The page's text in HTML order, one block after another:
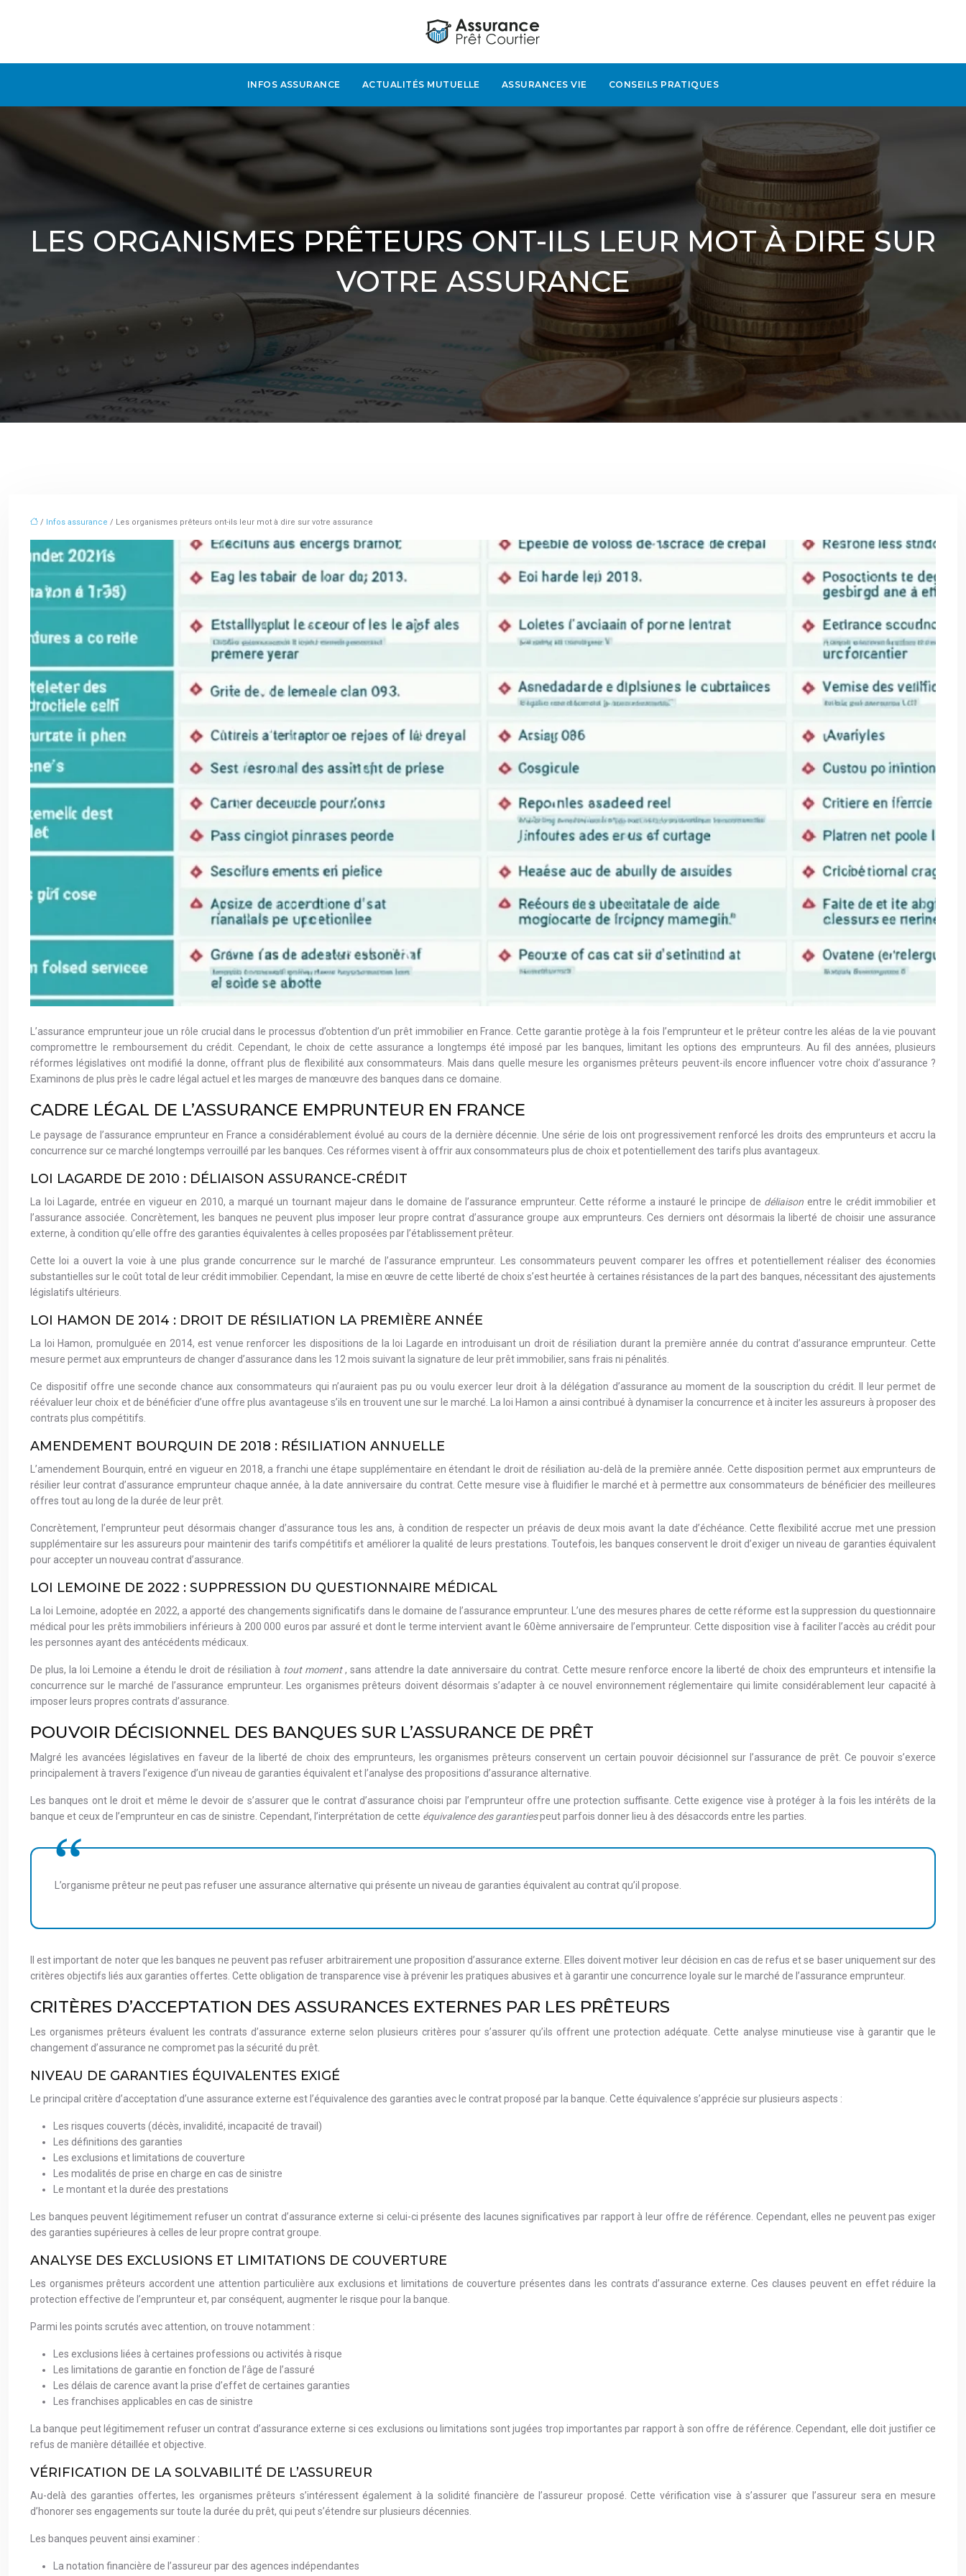
INFOS ASSURANCE ACTUALITÉS MUTUELLE ASSURANCES VIE CONSEILS PRATIQUES
LES ORGANISMES PRÊTEURS ONT-ILS LEUR MOT À DIRE SUR
VOTRE ASSURANCE
/ Infos assurance / Les organismes prêteurs ont-ils leur mot à dire sur votre assurance
L’assurance emprunteur joue un rôle crucial dans le processus d’obtention d’un prêt immobilier en France. Cette garantie protège à la fois l’emprunteur et le prêteur contre les aléas de la vie pouvant
compromettre le remboursement du crédit. Cependant, le choix de cette assurance a longtemps été imposé par les banques, limitant les options des emprunteurs. Au fil des années, plusieurs
réformes législatives ont modifié la donne, offrant plus de flexibilité aux consommateurs. Mais dans quelle mesure les organismes prêteurs peuvent-ils encore influencer votre choix d’assurance ?
Examinons de plus près le cadre légal actuel et les marges de manœuvre des banques dans ce domaine.
CADRE LÉGAL DE L’ASSURANCE EMPRUNTEUR EN FRANCE
Le paysage de l’assurance emprunteur en France a considérablement évolué au cours de la dernière décennie. Une série de lois ont progressivement renforcé les droits des emprunteurs et accru la
concurrence sur ce marché longtemps verrouillé par les banques. Ces réformes visent à offrir aux consommateurs plus de choix et potentiellement des tarifs plus avantageux.
LOI LAGARDE DE 2010 : DÉLIAISON ASSURANCE-CRÉDIT
La loi Lagarde, entrée en vigueur en 2010, a marqué un tournant majeur dans le domaine de l’assurance emprunteur. Cette réforme a instauré le principe de déliaison entre le crédit immobilier et
l’assurance associée. Concrètement, les banques ne peuvent plus imposer leur propre contrat d’assurance groupe aux emprunteurs. Ces derniers ont désormais la liberté de choisir une assurance
externe, à condition qu’elle offre des garanties équivalentes à celles proposées par l’établissement prêteur.
Cette loi a ouvert la voie à une plus grande concurrence sur le marché de l’assurance emprunteur. Les consommateurs peuvent comparer les offres et potentiellement réaliser des économies
substantielles sur le coût total de leur crédit immobilier. Cependant, la mise en œuvre de cette liberté de choix s’est heurtée à certaines résistances de la part des banques, nécessitant des ajustements
législatifs ultérieurs.
LOI HAMON DE 2014 : DROIT DE RÉSILIATION LA PREMIÈRE ANNÉE
La loi Hamon, promulguée en 2014, est venue renforcer les dispositions de la loi Lagarde en introduisant un droit de résiliation durant la première année du contrat d’assurance emprunteur. Cette
mesure permet aux emprunteurs de changer d’assurance dans les 12 mois suivant la signature de leur prêt immobilier, sans frais ni pénalités.
Ce dispositif offre une seconde chance aux consommateurs qui n’auraient pas pu ou voulu exercer leur droit à la délégation d’assurance au moment de la souscription du crédit. Il leur permet de
réévaluer leur choix et de bénéficier d’une offre plus avantageuse s’ils en trouvent une sur le marché. La loi Hamon a ainsi contribué à dynamiser la concurrence et à inciter les assureurs à proposer des
contrats plus compétitifs.
AMENDEMENT BOURQUIN DE 2018 : RÉSILIATION ANNUELLE
L’amendement Bourquin, entré en vigueur en 2018, a franchi une étape supplémentaire en étendant le droit de résiliation au-delà de la première année. Cette disposition permet aux emprunteurs de
résilier leur contrat d’assurance emprunteur chaque année, à la date anniversaire du contrat. Cette mesure vise à fluidifier le marché et à permettre aux consommateurs de bénéficier des meilleures
offres tout au long de la durée de leur prêt.
Concrètement, l’emprunteur peut désormais changer d’assurance tous les ans, à condition de respecter un préavis de deux mois avant la date d’échéance. Cette flexibilité accrue met une pression
supplémentaire sur les assureurs pour maintenir des tarifs compétitifs et améliorer la qualité de leurs prestations. Toutefois, les banques conservent le droit d’exiger un niveau de garanties équivalent
pour accepter un nouveau contrat d’assurance.
LOI LEMOINE DE 2022 : SUPPRESSION DU QUESTIONNAIRE MÉDICAL
La loi Lemoine, adoptée en 2022, a apporté des changements significatifs dans le domaine de l’assurance emprunteur. L’une des mesures phares de cette réforme est la suppression du questionnaire
médical pour les prêts immobiliers inférieurs à 200 000 euros par assuré et dont le terme intervient avant le 60ème anniversaire de l’emprunteur. Cette disposition vise à faciliter l’accès au crédit pour
les personnes ayant des antécédents médicaux.
De plus, la loi Lemoine a étendu le droit de résiliation à tout moment, sans attendre la date anniversaire du contrat. Cette mesure renforce encore la liberté de choix des emprunteurs et intensifie la
concurrence sur le marché de l’assurance emprunteur. Les organismes prêteurs doivent désormais s’adapter à ce nouvel environnement réglementaire qui limite considérablement leur capacité à
imposer leurs propres contrats d’assurance.
POUVOIR DÉCISIONNEL DES BANQUES SUR L’ASSURANCE DE PRÊT
Malgré les avancées législatives en faveur de la liberté de choix des emprunteurs, les organismes prêteurs conservent un certain pouvoir décisionnel sur l’assurance de prêt. Ce pouvoir s’exerce
principalement à travers l’exigence d’un niveau de garanties équivalent et l’analyse des propositions d’assurance alternative.
Les banques ont le droit et même le devoir de s’assurer que le contrat d’assurance choisi par l’emprunteur offre une protection suffisante. Cette exigence vise à protéger à la fois les intérêts de la
banque et ceux de l’emprunteur en cas de sinistre. Cependant, l’interprétation de cette équivalence des garantiespeut parfois donner lieu à des désaccords entre les parties.
L’organisme prêteur ne peut pas refuser une assurance alternative qui présente un niveau de garanties équivalent au contrat qu’il propose.
Il est important de noter que les banques ne peuvent pas refuser arbitrairement une proposition d’assurance externe. Elles doivent motiver leur décision en cas de refus et se baser uniquement sur des
critères objectifs liés aux garanties offertes. Cette obligation de transparence vise à prévenir les pratiques abusives et à garantir une concurrence loyale sur le marché de l’assurance emprunteur.
CRITÈRES D’ACCEPTATION DES ASSURANCES EXTERNES PAR LES PRÊTEURS
Les organismes prêteurs évaluent les contrats d’assurance externe selon plusieurs critères pour s’assurer qu’ils offrent une protection adéquate. Cette analyse minutieuse vise à garantir que le
changement d’assurance ne compromet pas la sécurité du prêt.
NIVEAU DE GARANTIES ÉQUIVALENTES EXIGÉ
Le principal critère d’acceptation d’une assurance externe est l’équivalence des garanties avec le contrat proposé par la banque. Cette équivalence s’apprécie sur plusieurs aspects :
Les risques couverts (décès, invalidité, incapacité de travail)
Les définitions des garanties
Les exclusions et limitations de couverture
Les modalités de prise en charge en cas de sinistre
Le montant et la durée des prestations
Les banques peuvent légitimement refuser un contrat d’assurance externe si celui-ci présente des lacunes significatives par rapport à leur offre de référence. Cependant, elles ne peuvent pas exiger
des garanties supérieures à celles de leur propre contrat groupe.
ANALYSE DES EXCLUSIONS ET LIMITATIONS DE COUVERTURE
Les organismes prêteurs accordent une attention particulière aux exclusions et limitations de couverture présentes dans les contrats d’assurance externe. Ces clauses peuvent en effet réduire la
protection effective de l’emprunteur et, par conséquent, augmenter le risque pour la banque.
Parmi les points scrutés avec attention, on trouve notamment :
Les exclusions liées à certaines professions ou activités à risque
Les limitations de garantie en fonction de l’âge de l’assuré
Les délais de carence avant la prise d’effet de certaines garanties
Les franchises applicables en cas de sinistre
La banque peut légitimement refuser un contrat d’assurance externe si ces exclusions ou limitations sont jugées trop importantes par rapport à son offre de référence. Cependant, elle doit justifier ce
refus de manière détaillée et objective.
VÉRIFICATION DE LA SOLVABILITÉ DE L’ASSUREUR
Au-delà des garanties offertes, les organismes prêteurs s’intéressent également à la solidité financière de l’assureur proposé. Cette vérification vise à s’assurer que l’assureur sera en mesure
d’honorer ses engagements sur toute la durée du prêt, qui peut s’étendre sur plusieurs décennies.
Les banques peuvent ainsi examiner :
La notation financière de l’assureur par des agences indépendantes